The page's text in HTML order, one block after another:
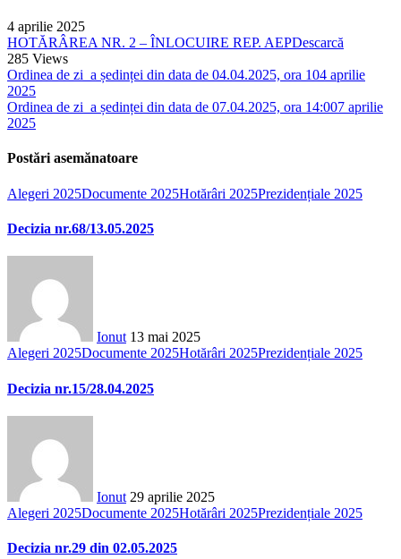
4 aprilie 2025
HOTĂRÂREA NR. 2 – ÎNLOCUIRE REP. AEPDescarcă
285 Views
Ordinea de zi a ședinței din data de 04.04.2025, ora 104 aprilie
2025
Ordinea de zi a ședinței din data de 07.04.2025, ora 14:007 aprilie
2025
Postări asemănatoare
Alegeri 2025Documente 2025Hotărâri 2025Prezidențiale 2025
Decizia nr.68/13.05.2025
Ionut 13 mai 2025
Alegeri 2025Documente 2025Hotărâri 2025Prezidențiale 2025
Decizia nr.15/28.04.2025
Ionut 29 aprilie 2025
Alegeri 2025Documente 2025Hotărâri 2025Prezidențiale 2025
Decizia nr.29 din 02.05.2025